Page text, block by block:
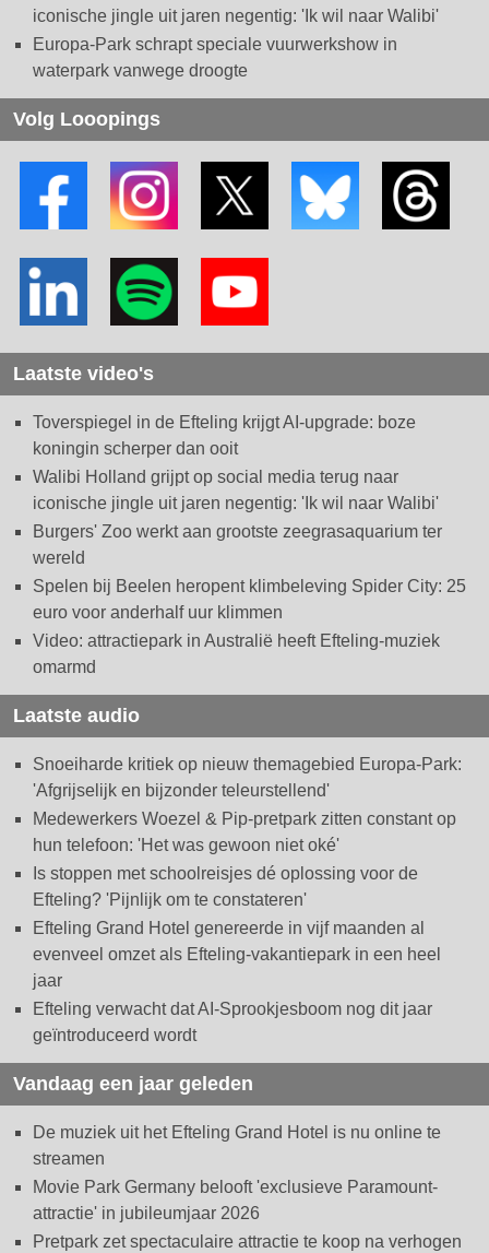
iconische jingle uit jaren negentig: 'Ik wil naar Walibi'
Europa-Park schrapt speciale vuurwerkshow in
waterpark vanwege droogte
Volg Looopings
Laatste video's
Toverspiegel in de Efteling krijgt AI-upgrade: boze
koningin scherper dan ooit
Walibi Holland grijpt op social media terug naar
iconische jingle uit jaren negentig: 'Ik wil naar Walibi'
Burgers' Zoo werkt aan grootste zeegrasaquarium ter
wereld
Spelen bij Beelen heropent klimbeleving Spider City: 25
euro voor anderhalf uur klimmen
Video: attractiepark in Australië heeft Efteling-muziek
omarmd
Laatste audio
Snoeiharde kritiek op nieuw themagebied Europa-Park:
'Afgrijselijk en bijzonder teleurstellend'
Medewerkers Woezel & Pip-pretpark zitten constant op
hun telefoon: 'Het was gewoon niet oké'
Is stoppen met schoolreisjes dé oplossing voor de
Efteling? 'Pijnlijk om te constateren'
Efteling Grand Hotel genereerde in vijf maanden al
evenveel omzet als Efteling-vakantiepark in een heel
jaar
Efteling verwacht dat AI-Sprookjesboom nog dit jaar
geïntroduceerd wordt
Vandaag een jaar geleden
De muziek uit het Efteling Grand Hotel is nu online te
streamen
Movie Park Germany belooft 'exclusieve Paramount-
attractie' in jubileumjaar 2026
Pretpark zet spectaculaire attractie te koop na verhogen